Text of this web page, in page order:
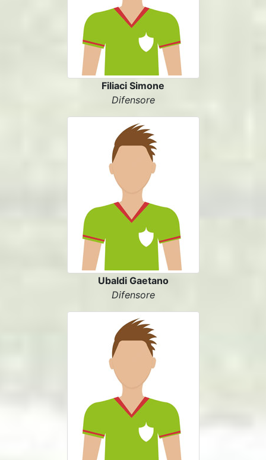
Filiaci Simone
Difensore
Ubaldi Gaetano
Difensore